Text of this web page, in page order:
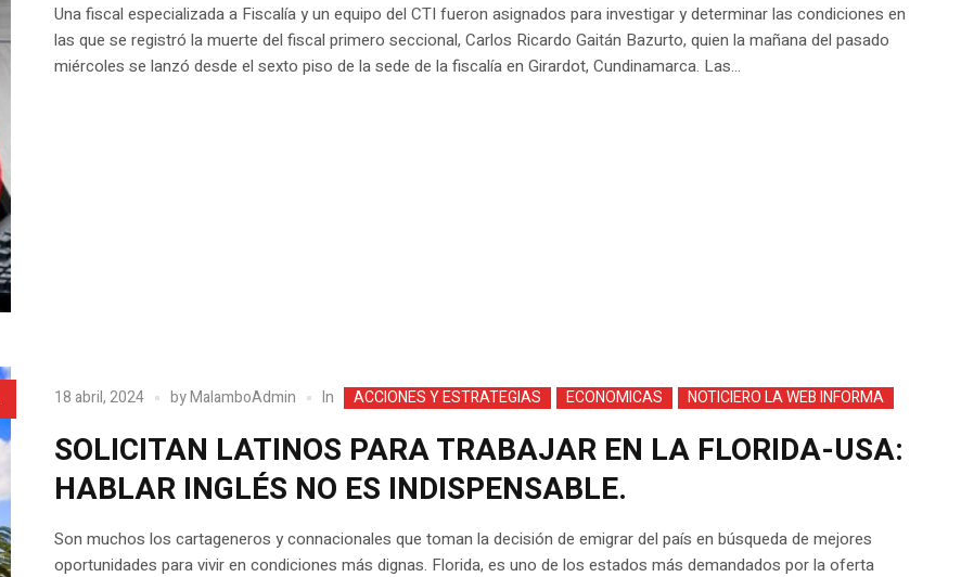
Una fiscal especializada a Fiscalía y un equipo del CTI fueron asignados para investigar y determinar las condiciones en
las que se registró la muerte del fiscal primero seccional, Carlos Ricardo Gaitán Bazurto, quien la mañana del pasado
miércoles se lanzó desde el sexto piso de la sede de la fiscalía en Girardot, Cundinamarca. Las...
18 abril, 2024 byMalamboAdmin In ACCIONES Y ESTRATEGIAS ECONOMICAS NOTICIERO LA WEB INFORMA
SOLICITAN LATINOS PARA TRABAJAR EN LA FLORIDA-USA:
HABLAR INGLÉS NO ES INDISPENSABLE.
Son muchos los cartageneros y connacionales que toman la decisión de emigrar del país en búsqueda de mejores
oportunidades para vivir en condiciones más dignas. Florida, es uno de los estados más demandados por la oferta